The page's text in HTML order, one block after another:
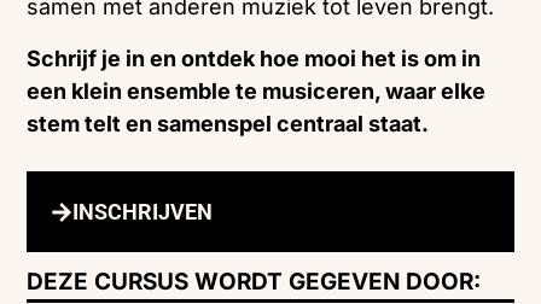
samen metanderen muziektot leven brengt.
Schrijf je inenontdek hoe mooi het isom in
een kleinensemblete musiceren,waarelke
stemteltensamenspelcentraalstaat.
INSCHRIJVEN
DEZE CURSUS WORDT GEGEVEN DOOR: